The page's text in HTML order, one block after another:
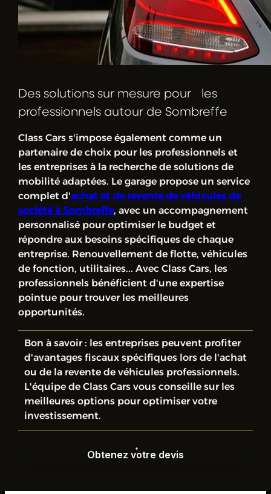
Des solutions sur mesure pour les
professionnels autour de Sombreffe
Class Cars s'impose également comme un
partenaire de choix pour les professionnels et
les entreprises à la recherche de solutions de
mobilité adaptées. Le garage propose un service
complet d'achat et de revente de véhicules de
société à Sombreffe, avec un accompagnement
personnalisé pour optimiser le budget et
répondre aux besoins spécifiques de chaque
entreprise. Renouvellement de flotte, véhicules
de fonction, utilitaires... Avec Class Cars, les
professionnels bénéficient d'une expertise
pointue pour trouver les meilleures
opportunités.
Bon à savoir : les entreprises peuvent profiter
d'avantages fiscaux spécifiques lors de l'achat
ou de la revente de véhicules professionnels.
L'équipe de Class Cars vous conseille sur les
meilleures options pour optimiser votre
investissement.
Obtenez votre devis